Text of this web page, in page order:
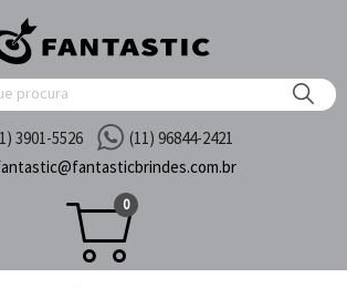
3901-5526
(11) 96844-2421
fantasticbrindes.com.br
0